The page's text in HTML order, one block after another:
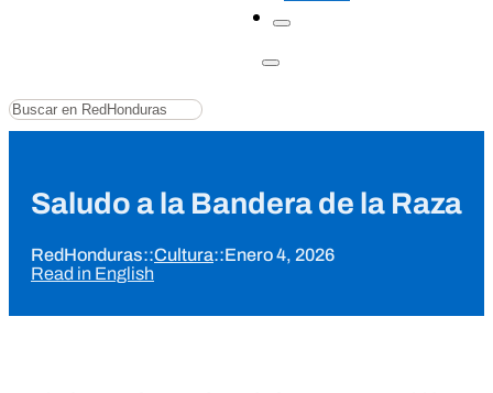
Buscar
Saludo a la Bandera de la Raza
RedHonduras::Cultura::Enero 4, 2026
Read in English